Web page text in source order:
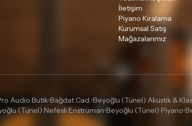
İletişim
Piyano Kiralama
Kurumsal Satış
Mağazalarımız
Audio Butik•Bağdat Cad.•Beyoğlu (Tünel) Akustik &
(Tünel) Nefesli Enstrüman•Beyoğlu (Tünel) Piyano•